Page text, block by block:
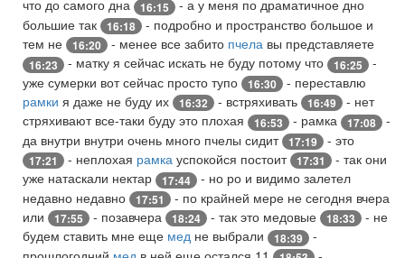
что до самого дна
16:15
- а у меня по драматичное дно
большие так
16:18
- подробно и пространство большое и
тем не
16:20 - менее все забито пчела вы представляете
16:23 - матку я сейчас искать не буду потому что 16:25
-
уже сумерки вот сейчас просто тупо
16:30
- переставлю
рамки я даже не буду их 16:32 - встряхивать 16:49
- нет
стряхивают все-таки буду это плохая
16:53 - рамка 17:08
-
да внутри внутри очень много пчелы сидит 17:19 - это
17:21 - неплохая рамка успокойся постоит 17:31
- так они
уже натаскали нектар
17:44
- но ро и видимо залетел
недавно недавно
17:51
- по крайней мере не сегодня вчера
или
17:55 - позавчера 18:24 - так это медовые 18:33
- не
будем ставить мне еще мед не выбрали 18:39
-